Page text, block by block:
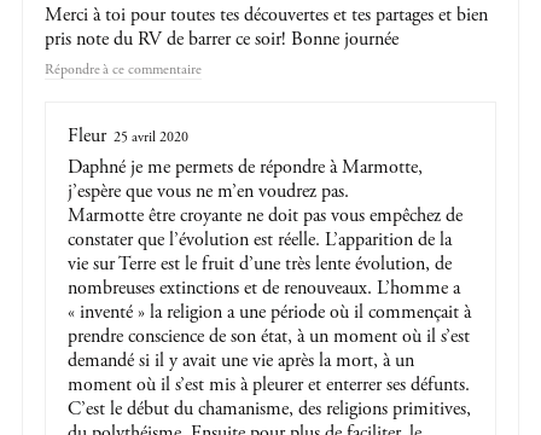
Merci à toi pour toutes tes découvertes et tes partages et bien
pris note du RV de barrer ce soir! Bonne journée
Répondre
Fleur 25 avril 2020
Daphné je me permets de répondre à Marmotte,
j’espère que vous ne m’en voudrez pas.
Marmotte être croyante ne doit pas vous empêchez de
constater que l’évolution est réelle. L’apparition de la
vie sur Terre est le fruit d’une très lente évolution, de
nombreuses extinctions et de renouveaux. L’homme a
« inventé » la religion a une période où il commençait à
prendre conscience de son état, à un moment où il s’est
demandé si il y avait une vie après la mort, à un
moment où il s’est mis à pleurer et enterrer ses défunts.
C’est le début du chamanisme, des religions primitives,